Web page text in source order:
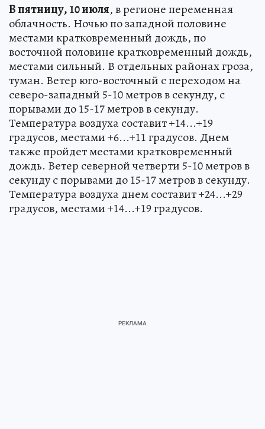
В пятницу, 10 июля, в регионе переменная
облачность. Ночью по западной половине
местами кратковременный дождь, по
восточной половине кратковременный дождь,
местами сильный. В отдельных районах гроза,
туман. Ветер юго-восточный с переходом на
северо-западный 5-10 метров в секунду, с
порывами до 15-17 метров в секунду.
Температура воздуха составит +14...+19
градусов, местами +6...+11 градусов. Днем
также пройдет местами кратковременный
дождь. Ветер северной четверти 5-10 метров в
секунду с порывами до 15-17 метров в секунду.
Температура воздуха днем составит +24...+29
градусов, местами +14...+19 градусов.